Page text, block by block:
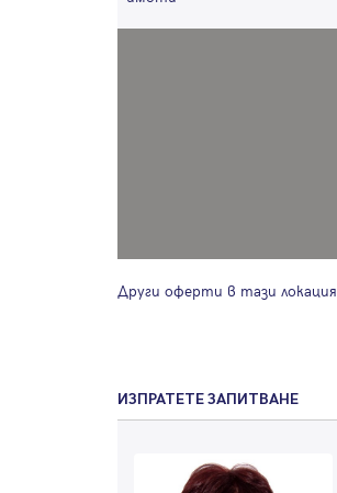
Други оферти в тази локация
ИЗПРАТЕТЕ ЗАПИТВАНЕ